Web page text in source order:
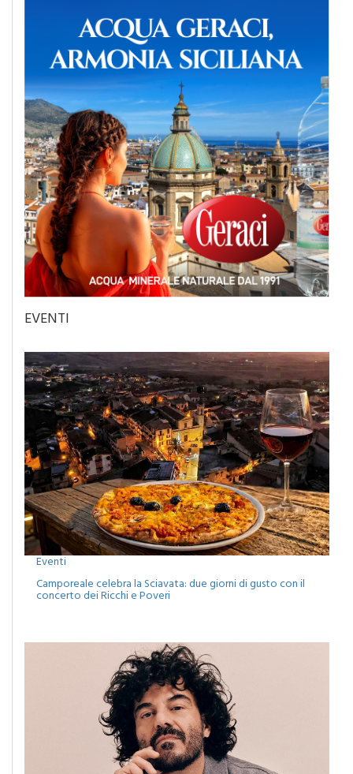
Eventi
Camporeale celebra la Sciavata: due giorni di gusto con il